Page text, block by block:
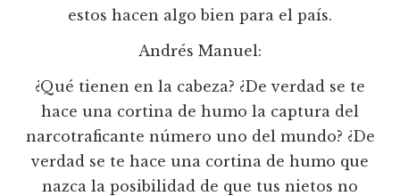
estos hacen algo bien para el país.
Andrés Manuel:
¿Qué tienen en la cabeza? ¿De verdad se te
hace una cortina de humo la captura del
narcotraficante número uno del mundo? ¿De
verdad se te hace una cortina de humo que
nazca la posibilidad de que tus nietos no